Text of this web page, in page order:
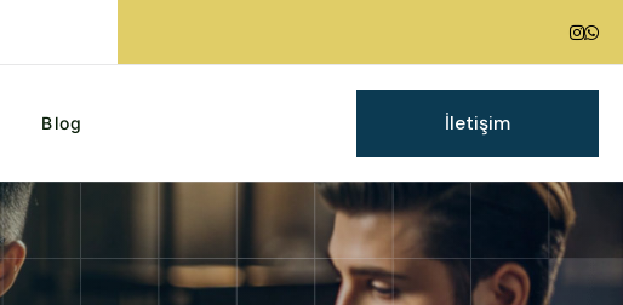
Blog İletişim